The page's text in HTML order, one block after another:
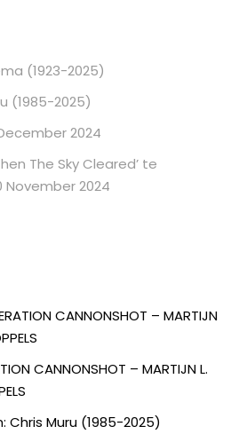
(1923-2025)
(1985-2025)
2024
The Sky Cleared’ te
2024
CANNONSHOT – MARTIJN
CANNONSHOT – MARTIJN L.
Chris Muru (1985-2025)